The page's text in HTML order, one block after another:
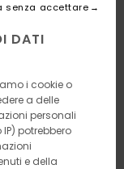
DATI
i cookie o
a delle
personali
potrebbero
e della
senza accettare